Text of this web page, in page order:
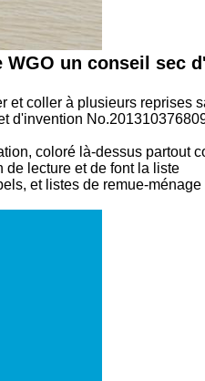
un conseil sec
et coller à plusieurs reprises
d'invention
coloré là-dessus partout
de lecture et de font la liste
et listes de remue-ménage